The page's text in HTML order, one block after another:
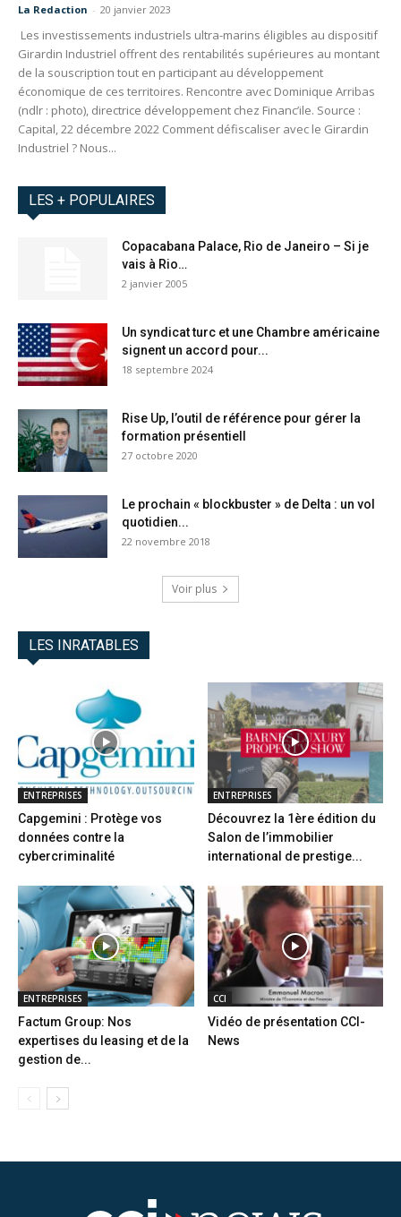
La Redaction - 20 janvier 2023
Les investissements industriels ultra-marins éligibles au dispositif
Girardin Industriel offrent des rentabilités supérieures au montant
de la souscription tout en participant au développement
économique de ces territoires. Rencontre avec Dominique Arribas
(ndlr : photo), directrice développement chez Financ’ile. Source :
Capital, 22 décembre 2022 Comment défiscaliser avec le Girardin
Industriel ? Nous...
LES + POPULAIRES
Copacabana Palace, Rio de Janeiro – Si je
vais à Rio…
2 janvier 2005
Un syndicat turc et une Chambre américaine
signent un accord pour...
18 septembre 2024
Rise Up, l’outil de référence pour gérer la
formation présentiell
27 octobre 2020
Le prochain « blockbuster » de Delta : un vol
quotidien...
22 novembre 2018
Voir plus
LES INRATABLES
ENTREPRISES
Capgemini : Protège vos
données contre la
cybercriminalité
ENTREPRISES
Découvrez la 1ère édition du
Salon de l’immobilier
international de prestige...
ENTREPRISES
Factum Group: Nos
expertises du leasing et de la
gestion de...
CCI
Vidéo de présentation CCI-
News